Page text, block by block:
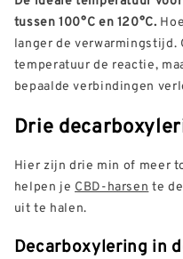
tussen 100°C en 120°C.
langer de verwarmingstijd.
temperatuur de reactie,
bepaalde verbindingen
Drie
Hier zijn drie min of meer
helpen je CBD-harsen te
uit te halen.
Decarboxylering in